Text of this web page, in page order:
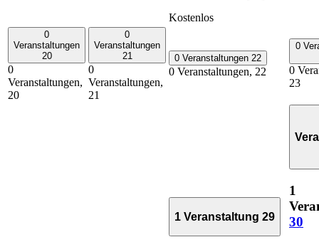
Kostenlos
0
Veranstaltungen
20
0
Veranstaltungen,
20
0
Veranstaltungen
21
0
Veranstaltungen,
21
0 Veranstaltungen 22
0 Veranstaltungen, 22
0
0
23
1 Veranstaltung 29
1
30